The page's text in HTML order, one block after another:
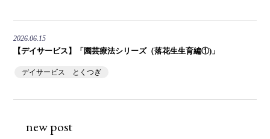
2026.06.15
【デイサービス】「園芸療法シリーズ（落花生生育編①)」
デイサービス とくつぎ
new post